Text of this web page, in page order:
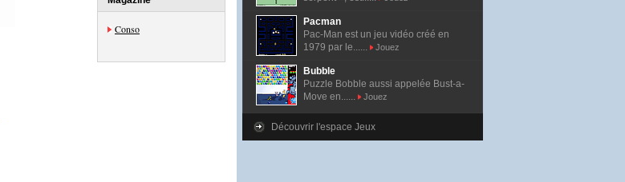
Conso
Pacman
Pac-Man est un jeu vidéo créé en
1979 par le......
Jouez
Bubble
Puzzle Bobble aussi appelée Bust-a-
Move en......
Jouez
Découvrir l'espace Jeux